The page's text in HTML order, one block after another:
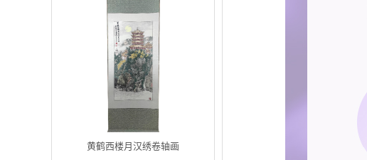
黄鹤西楼月汉绣卷轴画